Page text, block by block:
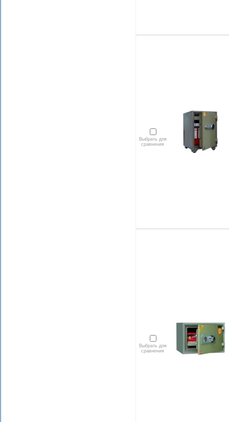
Выбрать для
сравнения
Выбрать для
сравнения